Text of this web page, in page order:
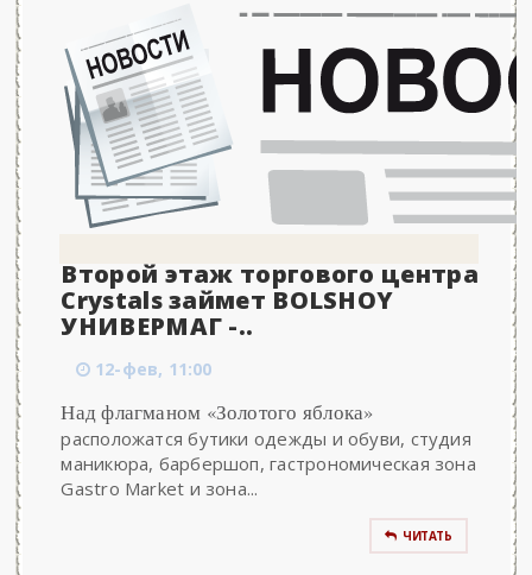
Второй этаж торгового центра
Crystals займет BOLSHOY
УНИВЕРМАГ -..
12-фев, 11:00
Над флагманом «Золотого яблока»
расположатся бутики одежды и обуви, студия
маникюра, барбершоп, гастрономическая зона
Gastro Market и зона...
ЧИТАТЬ